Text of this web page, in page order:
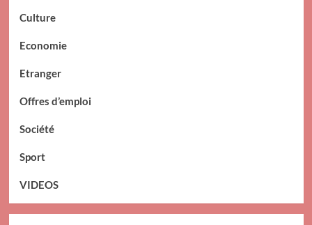
Culture
Economie
Etranger
Offres d’emploi
Société
Sport
VIDEOS